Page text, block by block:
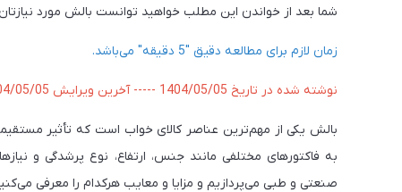
شما بعد از خواندن این مطلب خواهید توانست بالش مورد نیازتان
زمان لازم برای مطالعه دقیق "5 دقیقه" می‌باشد.
نوشته شده در تاریخ 1404/05/05 ----- آخرین ویرایش 1404/05/05
بالش یکی از مهم‌ترین عناصر کالای خواب است که تأثیر
به فاکتورهای مختلفی مانند جنس، ارتفاع، نوع پرشدگی و
صنعتی و طبی می‌پردازیم و مزایا و معایب هرکدام را معرفی